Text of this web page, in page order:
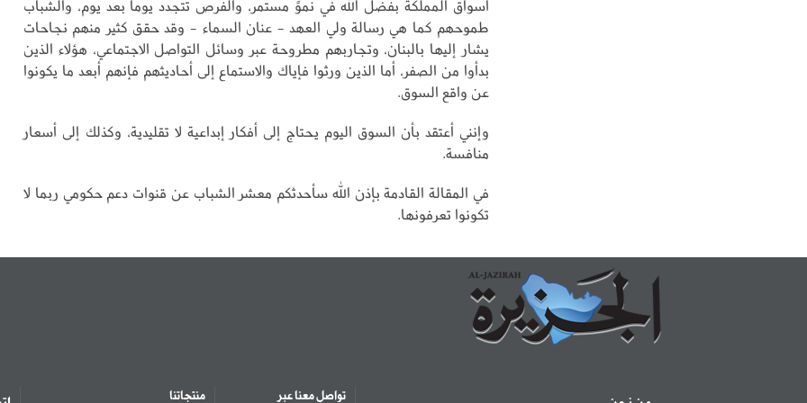
أسواق المملكة بفضل الله في نموٍّ مستمر، والفرص تتجدد يوماً بعد يوم، والشباب
طموحهم كما هي رسالة ولي العهد - عنان السماء - وقد حقق كثير منهم نجاحات
يشار إليها بالبنان، وتجاربهم مطروحة عبر وسائل التواصل الاجتماعي، هؤلاء الذين
بدأوا من الصفر، أما الذين ورثوا فإياك والاستماع إلى أحاديثهم فإنهم أبعد ما يكونوا
عن واقع السوق.
وإنني أعتقد بأن السوق اليوم يحتاج إلى أفكار إبداعية لا تقليدية، وكذلك إلى أسعار
منافسة.
في المقالة القادمة بإذن الله سأحدثكم معشر الشباب عن قنوات دعم حكومي ربما لا
تكونوا تعرفونها.
تواصل معنا عبر منتجاتنا